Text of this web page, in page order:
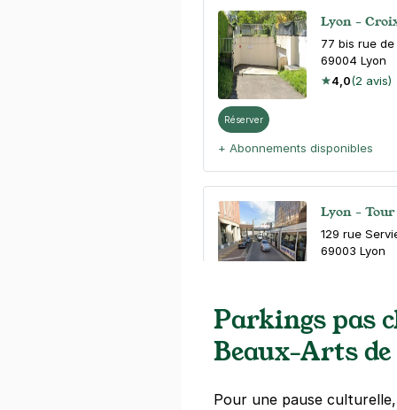
Lyon -
77 bis rue
69004 Lyon
4,0(2 avis)
Réserver
+ Abonnements disponibles
Lyon -
129 rue
69003 Lyon
/heure 106 €/
+ Abonnements disponibles
Parkings pas
Beaux-Arts
Pour une pause